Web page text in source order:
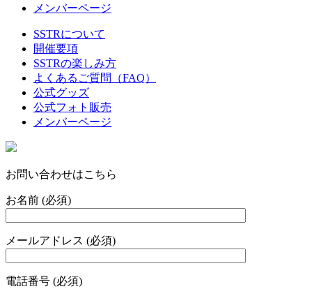
メンバーページ
SSTRについて
開催要項
SSTRの楽しみ方
よくあるご質問（FAQ）
公式グッズ
公式フォト販売
メンバーページ
お問い合わせはこちら
お名前 (必須)
メールアドレス (必須)
電話番号 (必須)